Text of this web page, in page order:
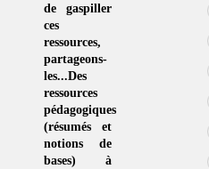
de gaspiller
ces
ressources,
partageons-
les...Des
ressources
pédagogiques
(résumés et
notions de
bases) à